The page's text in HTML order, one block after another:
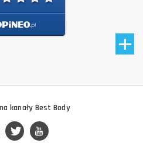
kanały Best Body